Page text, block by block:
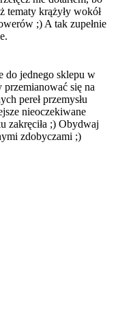
tematy krążyły wokół
;) A tak zupełnie
do jednego sklepu w
się na
pereł przemysłu
nieoczekiwane
zakręciła ;) Obydwaj
zdobyczami ;)